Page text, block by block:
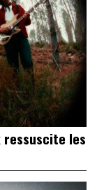
ressuscite les